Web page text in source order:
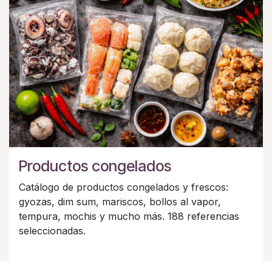
Productos congelados
Catálogo de productos congelados y frescos:
gyozas, dim sum, mariscos, bollos al vapor,
tempura, mochis y mucho más. 188 referencias
seleccionadas.